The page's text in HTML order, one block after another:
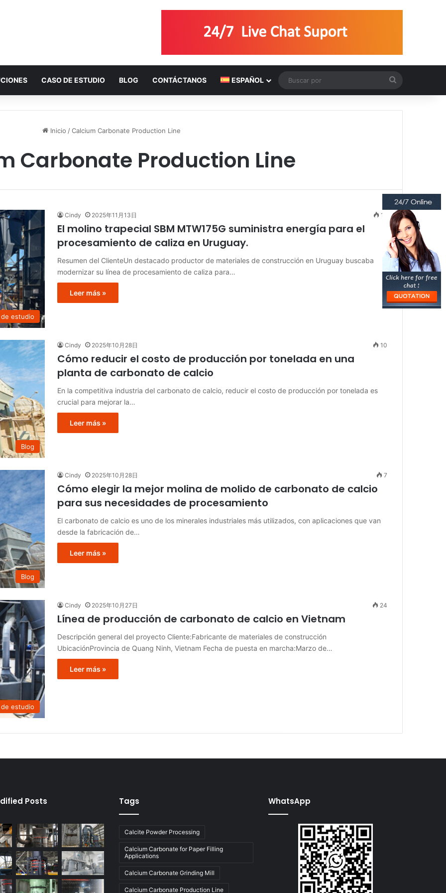
CASO DE ESTUDIO BLOG CONTÁCTANOS ESPAÑOL
por
Inicio /Calcium Carbonate Production Line
Carbonate Production Line
de estudio
Cindy 2025年11月13日 19
El molino trapecial SBM MTW175G suministra energía para el
procesamiento de caliza en Uruguay.
​Resumen del Cliente​Un destacado productor de materiales de construcción en Uruguay buscaba
modernizar su línea de procesamiento de caliza para…
Leer más »
Blog
Cindy 2025年10月28日 10
Cómo reducir el costo de producción por tonelada en una
planta de carbonato de calcio
En la competitiva industria del carbonato de calcio, reducir el costo de producción por tonelada es
crucial para mejorar la…
Leer más »
Blog
Cindy 2025年10月28日 7
Cómo elegir la mejor molina de molido de carbonato de calcio
para sus necesidades de procesamiento
El carbonato de calcio es uno de los minerales industriales más utilizados, con aplicaciones que van
desde la fabricación de…
Leer más »
de estudio
Cindy 2025年10月27日 24
Línea de producción de carbonato de calcio en Vietnam
Descripción general del proyecto Cliente:Fabricante de materiales de construcción
UbicaciónProvincia de Quang Ninh, Vietnam Fecha de puesta en marcha:Marzo de…
Leer más »
Posts Tags
Calcite Powder Processing
Calcium Carbonate for Paper Filling
Applications
Calcium Carbonate Grinding Mill
Calcium Carbonate Production Line
WhatsApp